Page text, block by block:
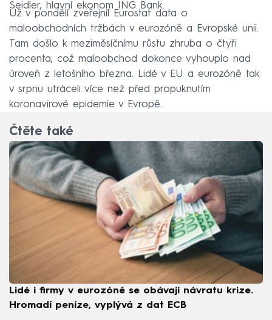
Seidler, hlavní ekonom ING Bank.
Už v pondělí zveřejnil Eurostat data o
maloobchodních tržbách v eurozóně a Evropské unii.
Tam došlo k meziměsíčnímu růstu zhruba o čtyři
procenta, což maloobchod dokonce vyhouplo nad
úroveň z letošního března. Lidé v EU a eurozóně tak
v srpnu utráceli více než před propuknutím
koronavirové epidemie v Evropě.
Čtěte také
Lidé i firmy v eurozóně se obávají návratu krize.
Hromadí peníze, vyplývá z dat ECB